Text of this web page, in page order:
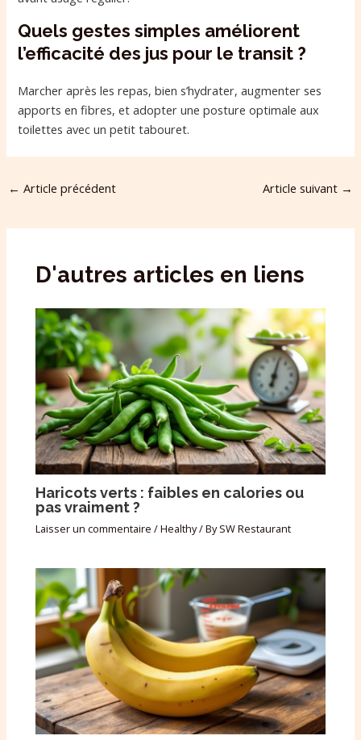
Quels gestes simples améliorent
l’efficacité des jus pour le transit ?
Marcher après les repas, bien s’hydrater, augmenter ses
apports en fibres, et adopter une posture optimale aux
toilettes avec un petit tabouret.
← Article précédent Article suivant →
D'autres articles en liens
Haricots verts : faibles en calories ou
pas vraiment ?
Laisser un commentaire /Healthy/ BySW Restaurant